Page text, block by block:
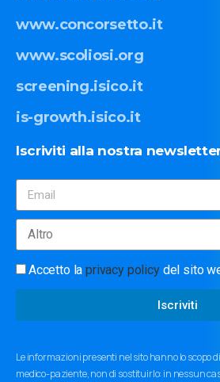
www.concorsetto.it
www.scoliosi.org
screening.isico.it
is-growth.isico.it
Iscriviti alla nostra
Accetto laprivacy policydel sito
Iscriviti
Le informazioni presenti nel sito hanno lo scopo
medico-paziente, non di sostituirlo: in nessun